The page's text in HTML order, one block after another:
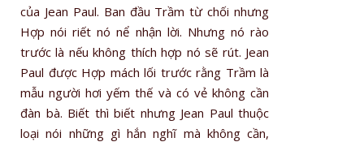
của Jean Paul. Ban đầu Trầm từ chối nhưng
Hợp nói riết nó nể nhận lời. Nhưng nó rào
trước là nếu không thích hợp nó sẽ rút. Jean
Paul được Hợp mách lối trước rằng Trầm là
mẫu người hơi yếm thế và có vẻ không cần
đàn bà. Biết thì biết nhưng Jean Paul thuộc
loại nói những gì hắn nghĩ mà không cần,